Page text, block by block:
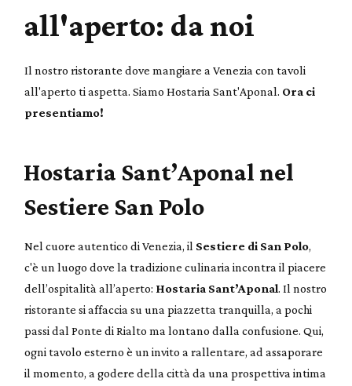
all'aperto: da noi
Il nostro ristorante dove mangiare a Venezia con tavoli
all'aperto ti aspetta. Siamo Hostaria Sant'Aponal. Ora ci
presentiamo!
Hostaria Sant’Aponal nel
Sestiere San Polo
Nel cuore autentico di Venezia, il Sestiere di San Polo,
c'è un luogo dove la tradizione culinaria incontra il piacere
dell’ospitalità all’aperto: Hostaria Sant’Aponal. Il nostro
ristorante si affaccia su una piazzetta tranquilla, a pochi
passi dal Ponte di Rialto ma lontano dalla confusione. Qui,
ogni tavolo esterno è un invito a rallentare, ad assaporare
il momento, a godere della città da una prospettiva intima